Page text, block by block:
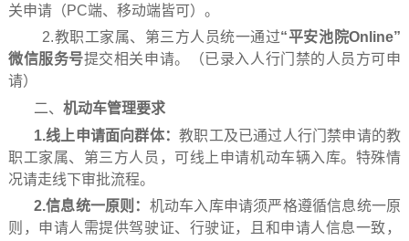
关申请（PC端、移动端皆可）。
2.教职工家属、第三方人员统一通过“平安池院Online”
微信服务号提交相关申请。（已录入人行门禁的人员方可申
请）
二、 机动车管理要求
1.线上申请面向群体：教职工及已通过人行门禁申请的教
职工家属、第三方人员，可线上申请机动车辆入库。特殊情
况请走线下审批流程。
2.信息统一原则： 机动车入库申请须严格遵循信息统一原
则，申请人需提供驾驶证、行驶证，且和申请人信息一致，